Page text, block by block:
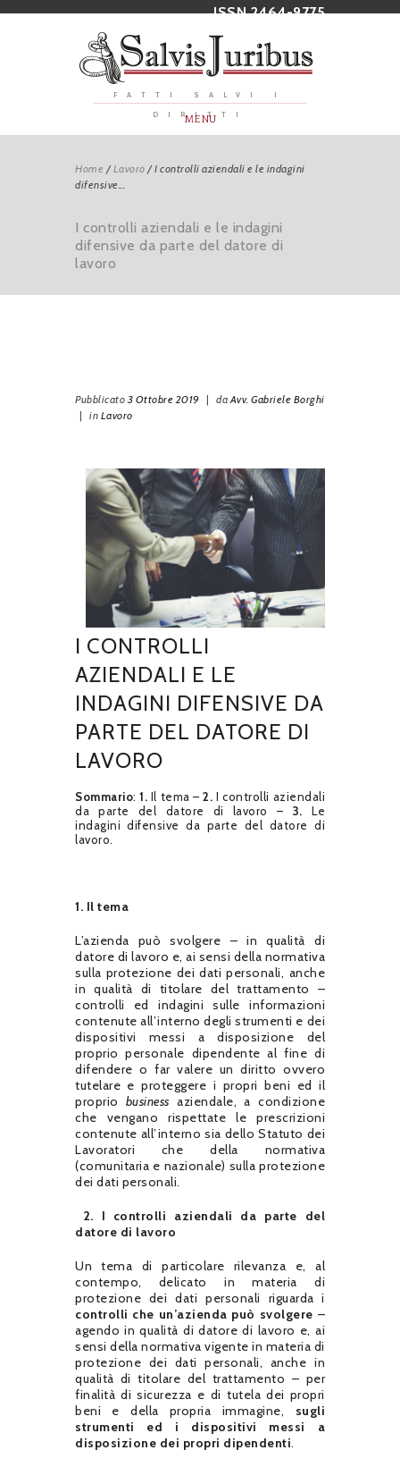
ISSN 2464-9775
FATTI SALVI I
DIRITTI
MENU
Home /Lavoro /I controlli aziendali e le indagini
difensive...
I controlli aziendali e le indagini
difensive da parte del datore di
lavoro
Pubblicato3 Ottobre 2019 | daAvv. Gabriele Borghi
| in Lavoro
I CONTROLLI
AZIENDALI E LE
INDAGINI DIFENSIVE DA
PARTE DEL DATORE DI
LAVORO
Sommario:1. Il tema –2. I controlli aziendali
da parte del datore di lavoro – 3. Le
indagini difensive da parte del datore di
lavoro.
1. Il tema
L’azienda può svolgere – in qualità di
datore di lavoro e, ai sensi della normativa
sulla protezione dei dati personali, anche
in qualità di titolare del trattamento –
controlli ed indagini sulle informazioni
contenute all’interno degli strumenti e dei
dispositivi messi a disposizione del
proprio personale dipendente al fine di
difendere o far valere un diritto ovvero
tutelare e proteggere i propri beni ed il
proprio business aziendale, a condizione
che vengano rispettate le prescrizioni
contenute all’interno sia dello Statuto dei
Lavoratori che della normativa
(comunitaria e nazionale) sulla protezione
dei dati personali.
2. I controlli aziendali da parte del
datore di lavoro
Un tema di particolare rilevanza e, al
contempo, delicato in materia di
protezione dei dati personali riguarda i
controlli che un’azienda può svolgere –
agendo in qualità di datore di lavoro e, ai
sensi della normativa vigente in materia di
protezione dei dati personali, anche in
qualità di titolare del trattamento – per
finalità di sicurezza e di tutela dei propri
beni e della propria immagine, sugli
strumenti ed i dispositivi messi a
disposizione dei propri dipendenti.